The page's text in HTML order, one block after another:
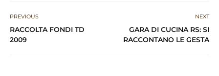
s
A b ra
PREVIOUS
RACCOLTA FONDI TD
2009
NEXT
GARA DI CUCINA RS: SI
RACCONTANO LE GESTA